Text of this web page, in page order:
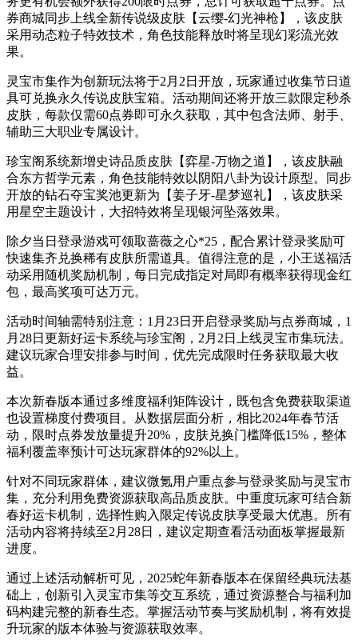
券商城同步上线全新传说级皮肤【云缨-幻光神枪】，该皮肤
采用动态粒子特效技术，角色技能释放时将呈现幻彩流光效
果。
灵宝市集作为创新玩法将于2月2日开放，玩家通过收集节日道
具可兑换永久传说皮肤宝箱。活动期间还将开放三款限定秒杀
皮肤，每款仅需60点券即可永久获取，其中包含法师、射手、
辅助三大职业专属设计。
珍宝阁系统新增史诗品质皮肤【弈星-万物之道】，该皮肤融
合东方哲学元素，角色技能特效以阴阳八卦为设计原型。同步
开放的钻石夺宝奖池更新为【姜子牙-星梦巡礼】，该皮肤采
用星空主题设计，大招特效将呈现银河坠落效果。
除夕当日登录游戏可领取蔷薇之心*25，配合累计登录奖励可
快速集齐兑换稀有皮肤所需道具。值得注意的是，小王送福活
动采用随机奖励机制，每日完成指定对局即有概率获得现金红
包，最高奖项可达万元。
活动时间轴需特别注意：1月23日开启登录奖励与点券商城，1
月28日更新好运卡系统与珍宝阁，2月2日上线灵宝市集玩法。
建议玩家合理安排参与时间，优先完成限时任务获取最大收
益。
本次新春版本通过多维度福利矩阵设计，既包含免费获取渠道
也设置梯度付费项目。从数据层面分析，相比2024年春节活
动，限时点券发放量提升20%，皮肤兑换门槛降低15%，整体
福利覆盖率预计可达玩家群体的92%以上。
针对不同玩家群体，建议微氪用户重点参与登录奖励与灵宝市
集，充分利用免费资源获取高品质皮肤。中重度玩家可结合新
春好运卡机制，选择性购入限定传说皮肤享受最大优惠。所有
活动内容将持续至2月28日，建议定期查看活动面板掌握最新
进度。
通过上述活动解析可见，2025蛇年新春版本在保留经典玩法基
础上，创新引入灵宝市集等交互系统，通过资源整合与福利加
码构建完整的新春生态。掌握活动节奏与奖励机制，将有效提
升玩家的版本体验与资源获取效率。